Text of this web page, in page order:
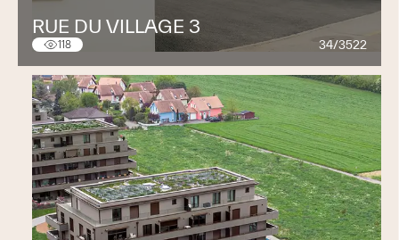
RUE DU VILLAGE 3
118 34/3522